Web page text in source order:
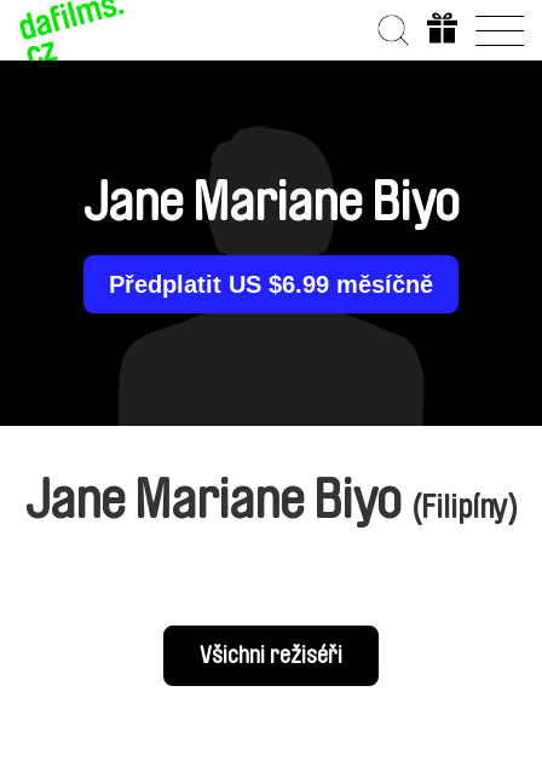
Jane Mariane Biyo
Předplatit US $6.99 měsíčně
Jane Mariane Biyo (Filipíny)
Všichni režiséři